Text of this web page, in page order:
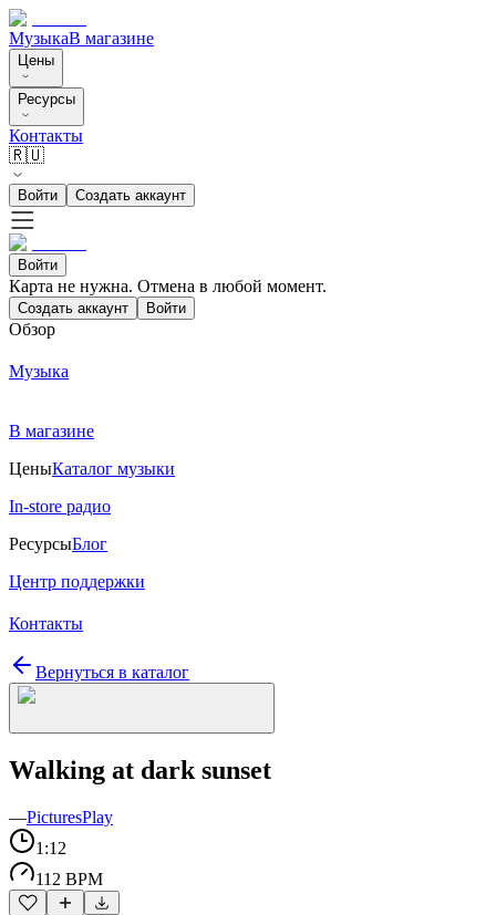
МузыкаВ магазине
Цены
Ресурсы
Контакты
🇷🇺
Войти Создать аккаунт
Войти
Карта не нужна. Отмена в любой момент.
Создать аккаунт Войти
Обзор
Музыка
В магазине
ЦеныКаталог музыки
In-store радио
РесурсыБлог
Центр поддержки
Контакты
Вернуться в каталог
Walking at dark sunset
—PicturesPlay
1:12
112 BPM